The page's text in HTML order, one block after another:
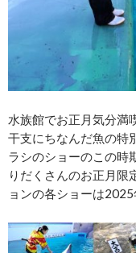
水族館でお正月気分満
干支にちなんだ魚の特
ラシのショーのこの時
りだくさんのお正月限
ョンの各ショーは